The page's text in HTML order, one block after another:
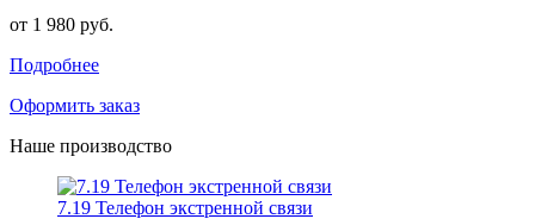
от 1 980 руб.
Подробнее
Оформить заказ
Наше производство
7.19 Телефон экстренной связи